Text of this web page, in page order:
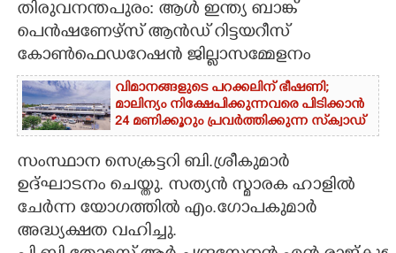
CARTOONS
LITERATURE
ZOOM
CONTACT US
തിരുവനന്തപുരം: ആൾ ഇന്ത്യ ബാങ്ക്
പെൻഷണേഴ്സ് ആൻഡ് റിട്ടയറീസ്
കോൺഫെഡറേഷൻ ജില്ലാസമ്മേളനം
വിമാനങ്ങളുടെ പറക്കലിന് ഭീഷണി;​
മാലിന്യം നിക്ഷേപിക്കുന്നവരെ പിടിക്കാൻ
24 മണിക്കൂറും പ്രവർത്തിക്കുന്ന സ്‌ക്വാഡ്
സംസ്ഥാന സെക്രട്ടറി ബി.ശ്രീകുമാർ
ഉദ്ഘാടനം ചെയ്തു. സത്യൻ സ്മാരക ഹാളിൽ
ചേർന്ന യോഗത്തിൽ എം.ഗോപകുമാർ
അദ്ധ്യക്ഷത വഹിച്ചു.